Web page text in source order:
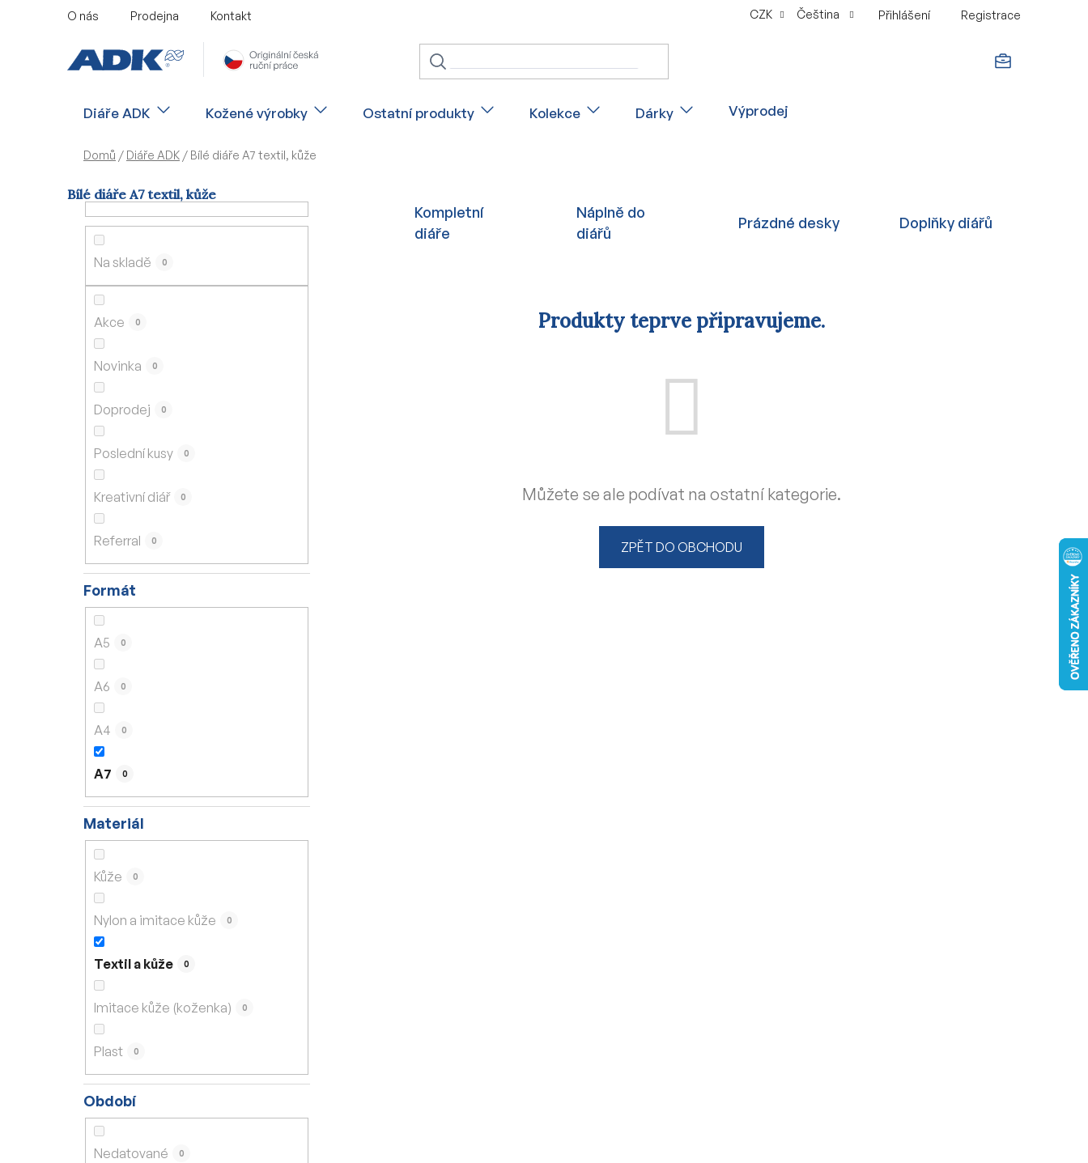
O nás Prodejna Kontakt CZK Čeština Přihlášení Registrace
Diáře ADK Kožené výrobky Ostatní produkty Kolekce Dárky Výprodej
Domů / Diáře ADK / Bílé diáře A7 textil, kůže
Bílé diáře A7 textil, kůže
Na skladě 0
Akce 0
Novinka 0
Doprodej 0
Poslední kusy 0
Kreativní diář 0
Referral 0
Formát
A5 0
A6 0
A4 0
A7 0
Materiál
Kůže 0
Nylon a imitace kůže 0
Textil a kůže 0
Imitace kůže (koženka) 0
Plast 0
Období
Nedatované 0
Kompletní
diáře
Náplně do
diářů
Prázdné desky Doplňky diářů
Produkty teprve připravujeme.
Můžete se ale podívat na ostatní kategorie.
ZPĚT DO OBCHODU